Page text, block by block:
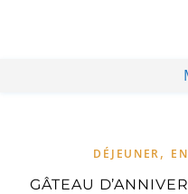
DÉJEUNER,
GÂTEAU